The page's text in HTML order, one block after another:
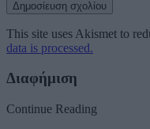
This site uses Akismet to
data is processed.
Διαφήμιση
Continue Reading